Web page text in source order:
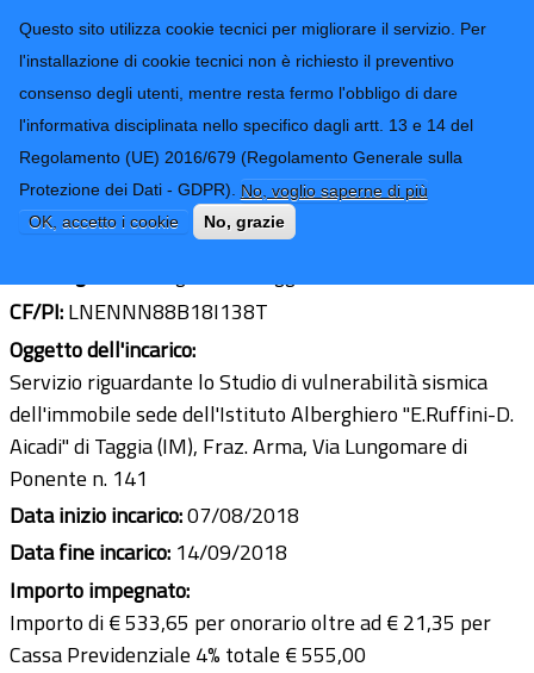
Questo sito utilizza cookie tecnici per migliorare il servizio. Per
l'installazione di cookie tecnici non è richiesto il preventivo
consenso degli utenti, mentre resta fermo l'obbligo di dare
l'informativa disciplinata nello specifico dagli artt. 13 e 14 del
Regolamento (UE) 2016/679 (Regolamento Generale sulla
Protezione dei Dati - GDPR). No, voglio saperne di più
OK, accetto i cookie
No, grazie
Provincia di
Imperia
CONTATTI-URP
TRASPARENZA
Form di ricerca
Arch. Antonino Leone
Ultimo aggiornamento: 30/09/2019 - 16:08
CF/PI:LNENNN88B18I138T
Oggetto dell'incarico:
Servizio riguardante lo Studio di vulnerabilità sismica
dell'immobile sede dell'Istituto Alberghiero "E.Ruffini-D.
Aicadi" di Taggia (IM), Fraz. Arma, Via Lungomare di
Ponente n. 141
Data inizio incarico:07/08/2018
Data fine incarico: 14/09/2018
Importo impegnato:
Importo di € 533,65 per onorario oltre ad € 21,35 per
Cassa Previdenziale 4% totale € 555,00